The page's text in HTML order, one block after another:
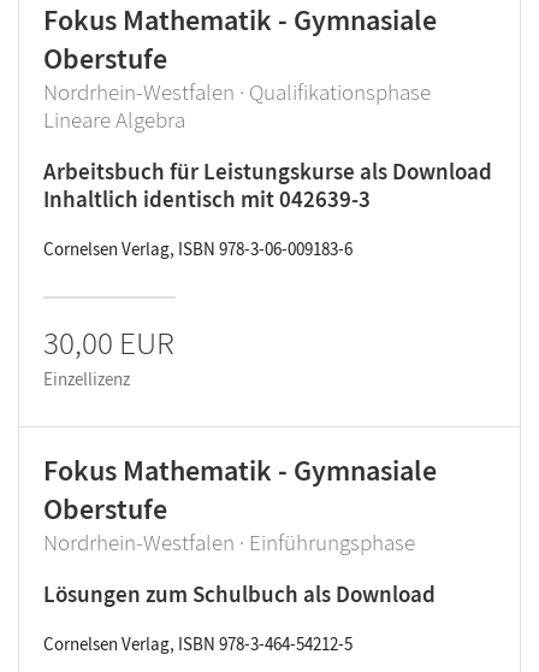
Fokus Mathematik - Gymnasiale
Oberstufe
Nordrhein-Westfalen · Qualifikationsphase
Lineare Algebra
Arbeitsbuch für Leistungskurse als Download
Inhaltlich identisch mit 042639-3
Cornelsen Verlag, ISBN 978-3-06-009183-6
30,00 EUR
Einzellizenz
Fokus Mathematik - Gymnasiale
Oberstufe
Nordrhein-Westfalen · Einführungsphase
Lösungen zum Schulbuch als Download
Cornelsen Verlag, ISBN 978-3-464-54212-5